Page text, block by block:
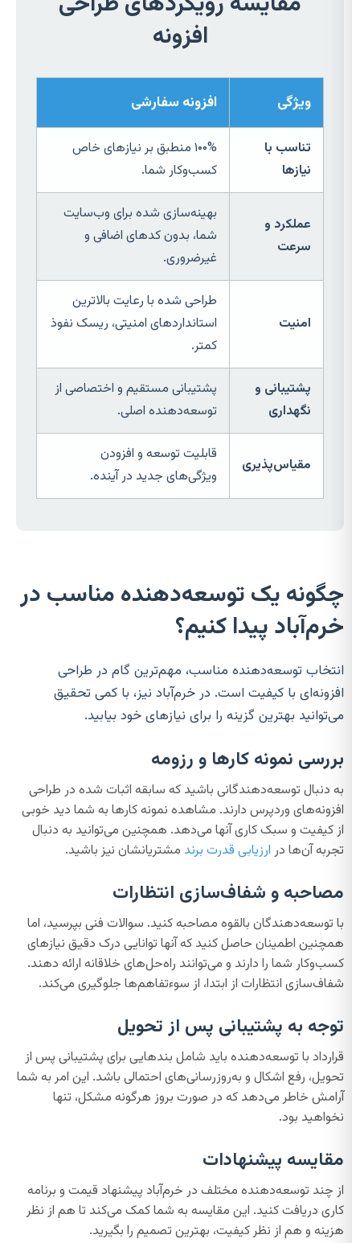
افزونه
ویژگی افزونه سفارشی
تناسب با
نیازها
۱۰۰% منطبق بر نیازهای خاص
کسب‌وکار شما.
عملکرد و
سرعت
بهینه‌سازی شده برای وب‌سایت
شما، بدون کدهای اضافی و
غیرضروری.
امنیت
طراحی شده با رعایت بالاترین
استانداردهای امنیتی، ریسک نفوذ
کمتر.
پشتیبانی و
نگهداری
پشتیبانی مستقیم و اختصاصی از
توسعه‌دهنده اصلی.
مقیاس‌پذیری
قابلیت توسعه و افزودن
ویژگی‌های جدید در آینده.
چگونه یک توسعه‌دهنده مناسب در
خرم‌آباد پیدا کنیم؟
انتخاب توسعه‌دهنده مناسب، مهم‌ترین گام در طراحی
افزونه‌ای با کیفیت است. در خرم‌آباد نیز، با کمی تحقیق
می‌توانید بهترین گزینه را برای نیازهای خود بیابید.
بررسی نمونه کارها و رزومه
به دنبال توسعه‌دهندگانی باشید که سابقه اثبات شده در طراحی
افزونه‌های وردپرس دارند. مشاهده نمونه کارها به شما دید خوبی
از کیفیت و سبک کاری آنها می‌دهد. همچنین می‌توانید به دنبال
تجربه آن‌ها در ارزیابی قدرت برند مشتریانشان نیز باشید.
مصاحبه و شفاف‌سازی انتظارات
با توسعه‌دهندگان بالقوه مصاحبه کنید. سوالات فنی بپرسید، اما
همچنین اطمینان حاصل کنید که آنها توانایی درک دقیق نیازهای
کسب‌وکار شما را دارند و می‌توانند راه‌حل‌های خلاقانه ارائه دهند.
شفاف‌سازی انتظارات از ابتدا، از سوءتفاهم‌ها جلوگیری می‌کند.
توجه به پشتیبانی پس از تحویل
قرارداد با توسعه‌دهنده باید شامل بندهایی برای پشتیبانی پس از
تحویل، رفع اشکال و به‌روزرسانی‌های احتمالی باشد. این امر به شما
آرامش خاطر می‌دهد که در صورت بروز هرگونه مشکل، تنها
نخواهید بود.
مقایسه پیشنهادات
از چند توسعه‌دهنده مختلف در خرم‌آباد پیشنهاد قیمت و برنامه
کاری دریافت کنید. این مقایسه به شما کمک می‌کند تا هم از نظر
هزینه و هم از نظر کیفیت، بهترین تصمیم را بگیرید.